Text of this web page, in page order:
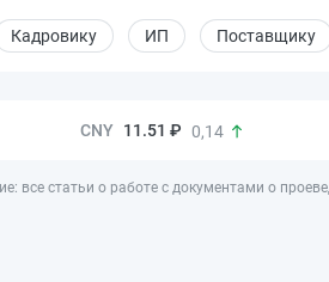
Кадровику ИП Поставщику
11.51 ₽ 0,14
все статьи о работе с документами о